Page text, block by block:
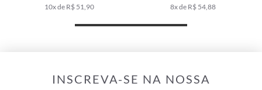
8x de R$ 54,88
6x de R$ 58,17
INSCREVA-SE NA NOSSA